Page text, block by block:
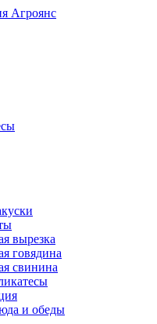
Агроянс
вырезка
говядина
свинина
и обеды